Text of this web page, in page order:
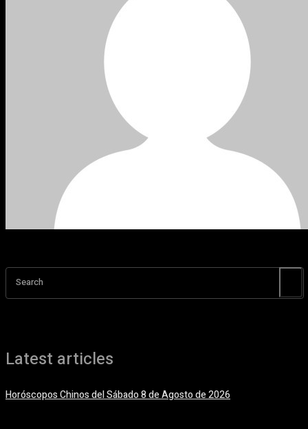
Search
Latest articles
Horóscopos Chinos del Sábado 8 de Agosto de 2026